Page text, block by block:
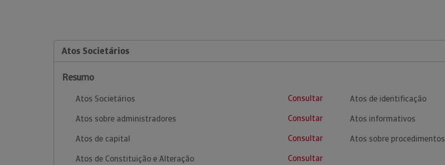
Atos Societários
Resumo
Atos Societários
Consultar
Atos sobre administradores
Consultar
Atos de capital
Consultar
Atos de Constituição e Alteração
Consultar
Atos de identificação
Atos informativos
Atos sobre procedimentos